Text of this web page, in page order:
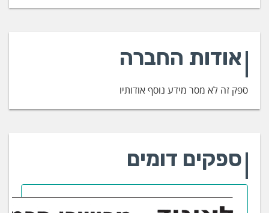
אודות החברה
ספק זה לא מסר מידע נוסף אודותיו
ספקים דומים